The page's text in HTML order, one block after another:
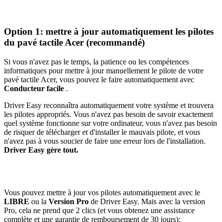
Option 1: mettre à jour automatiquement les pilotes
du pavé tactile Acer (recommandé)
Si vous n'avez pas le temps, la patience ou les compétences
informatiques pour mettre à jour manuellement le pilote de votre
pavé tactile Acer, vous pouvez le faire automatiquement avec
Conducteur facile .
Driver Easy reconnaîtra automatiquement votre système et trouvera
les pilotes appropriés. Vous n'avez pas besoin de savoir exactement
quel système fonctionne sur votre ordinateur, vous n'avez pas besoin
de risquer de télécharger et d'installer le mauvais pilote, et vous
n'avez pas à vous soucier de faire une erreur lors de l'installation.
Driver Easy gère tout.
Vous pouvez mettre à jour vos pilotes automatiquement avec le
LIBRE ou la Version Pro de Driver Easy. Mais avec la version
Pro, cela ne prend que 2 clics (et vous obtenez une assistance
complète et une garantie de remboursement de 30 jours):